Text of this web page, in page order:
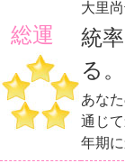
総運
大里
統
る
あな
通じ
年期